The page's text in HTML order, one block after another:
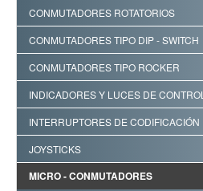
CONMUTADORES ROTATORIOS
CONMUTADORES TIPO DIP - SWITCH
CONMUTADORES TIPO ROCKER
INDICADORES Y LUCES DE CONTROL
INTERRUPTORES DE CODIFICACIÓN
JOYSTICKS
MICRO - CONMUTADORES